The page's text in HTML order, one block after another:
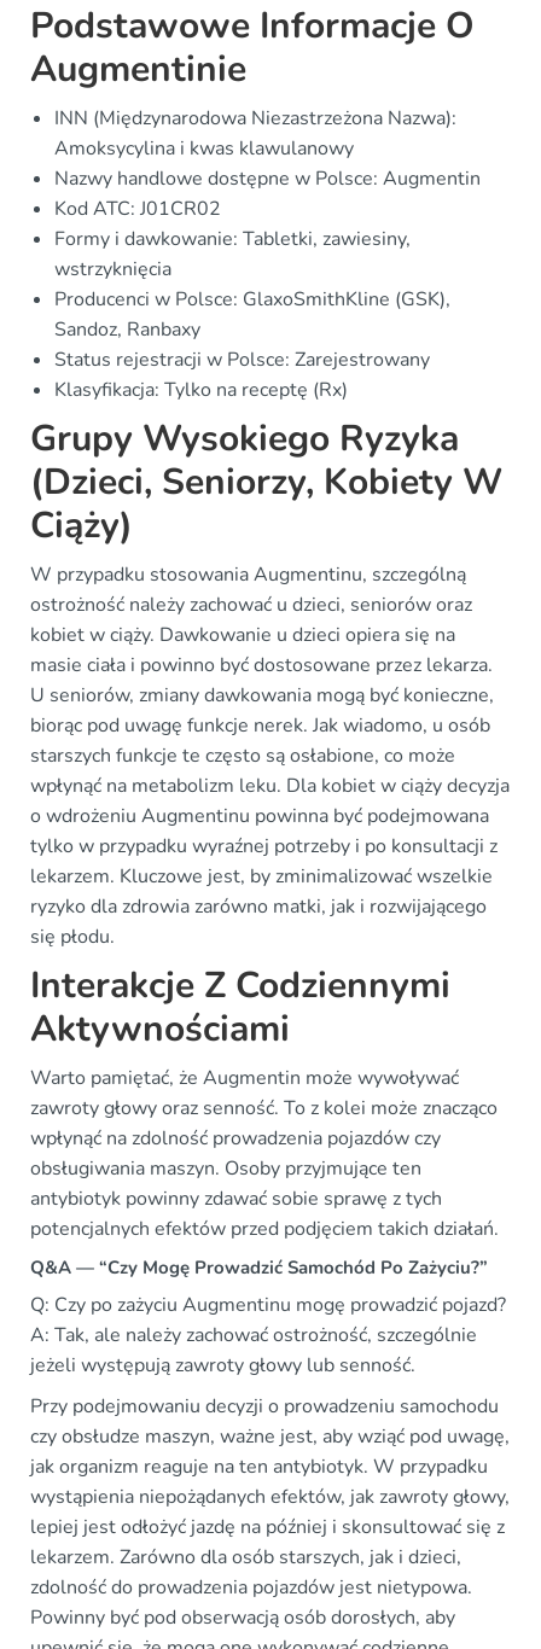
Podstawowe Informacje O
Augmentinie
INN (Międzynarodowa Niezastrzeżona Nazwa):
Amoksycylina i kwas klawulanowy
Nazwy handlowe dostępne w Polsce: Augmentin
Kod ATC: J01CR02
Formy i dawkowanie: Tabletki, zawiesiny,
wstrzyknięcia
Producenci w Polsce: GlaxoSmithKline (GSK),
Sandoz, Ranbaxy
Status rejestracji w Polsce: Zarejestrowany
Klasyfikacja: Tylko na receptę (Rx)
Grupy Wysokiego Ryzyka
(Dzieci, Seniorzy, Kobiety W
Ciąży)
W przypadku stosowania Augmentinu, szczególną
ostrożność należy zachować u dzieci, seniorów oraz
kobiet w ciąży. Dawkowanie u dzieci opiera się na
masie ciała i powinno być dostosowane przez lekarza.
U seniorów, zmiany dawkowania mogą być konieczne,
biorąc pod uwagę funkcje nerek. Jak wiadomo, u osób
starszych funkcje te często są osłabione, co może
wpłynąć na metabolizm leku. Dla kobiet w ciąży decyzja
o wdrożeniu Augmentinu powinna być podejmowana
tylko w przypadku wyraźnej potrzeby i po konsultacji z
lekarzem. Kluczowe jest, by zminimalizować wszelkie
ryzyko dla zdrowia zarówno matki, jak i rozwijającego
się płodu.
Interakcje Z Codziennymi
Aktywnościami
Warto pamiętać, że Augmentin może wywoływać
zawroty głowy oraz senność. To z kolei może znacząco
wpłynąć na zdolność prowadzenia pojazdów czy
obsługiwania maszyn. Osoby przyjmujące ten
antybiotyk powinny zdawać sobie sprawę z tych
potencjalnych efektów przed podjęciem takich działań.
Q&A — “Czy Mogę Prowadzić Samochód Po Zażyciu?”
Q: Czy po zażyciu Augmentinu mogę prowadzić pojazd?
A: Tak, ale należy zachować ostrożność, szczególnie
jeżeli występują zawroty głowy lub senność.
Przy podejmowaniu decyzji o prowadzeniu samochodu
czy obsłudze maszyn, ważne jest, aby wziąć pod uwagę,
jak organizm reaguje na ten antybiotyk. W przypadku
wystąpienia niepożądanych efektów, jak zawroty głowy,
lepiej jest odłożyć jazdę na później i skonsultować się z
lekarzem. Zarówno dla osób starszych, jak i dzieci,
zdolność do prowadzenia pojazdów jest nietypowa.
Powinny być pod obserwacją osób dorosłych, aby